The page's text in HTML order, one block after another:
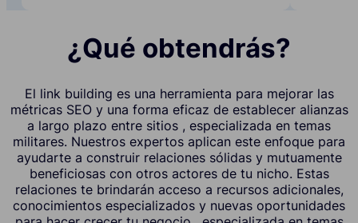
¿Qué obtendrás?
El link building es una herramienta para mejorar las
métricas SEO y una forma eficaz de establecer alianzas
a largo plazo entre sitios , especializada en temas
militares. Nuestros expertos aplican este enfoque para
ayudarte a construir relaciones sólidas y mutuamente
beneficiosas con otros actores de tu nicho. Estas
relaciones te brindarán acceso a recursos adicionales,
conocimientos especializados y nuevas oportunidades